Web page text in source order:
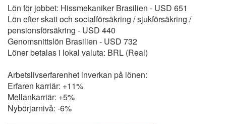
Lön för jobbet: Hissmekaniker Brasilien - USD 651
Lön efter skatt och socialförsäkring / sjukförsäkring /
pensionsförsäkring - USD 440
Genomsnittslön Brasilien - USD 732
Löner betalas i lokal valuta: BRL (Real)
Arbetslivserfarenhet inverkan på lönen:
Erfaren karriär: +11%
Mellankarriär: +5%
Nybörjarnivå: -6%